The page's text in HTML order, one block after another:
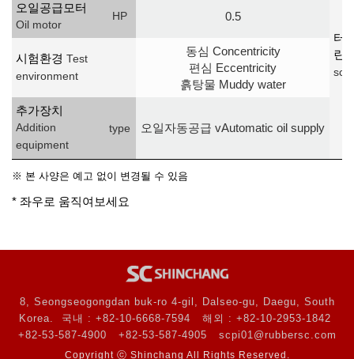
터
린
오일공급모터
Oil motor
HP 0.5
시험환경 Test
environment
동심 Concentricity
편심 Eccentricity
흙탕물 Muddy water
추가장치
Addition
equipment
type 오일자동공급 vAutomatic oil supply
※ 본 사양은 예고 없이 변경될 수 있음
* 좌우로 움직여보세요
8, Seongseogongdan buk-ro 4-gil, Dalseo-gu, Daegu, South
Korea.
국내 : +82-10-6668-7594
해외 : +82-10-2953-1842
+82-53-587-4900
+82-53-587-4905 scpi01@rubbersc.com
Copyright ⓒ Shinchang All Rights Reserved.